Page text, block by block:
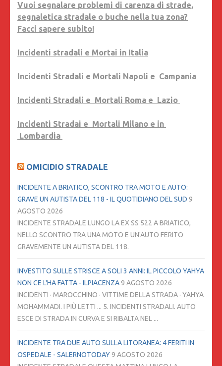
Vuoi segnalare problemi di carenza di strade,
segnaletica stradale o buche nella tua zona?
Facci sapere subito!
Incidenti stradali e Mortai in Italia
Incidenti Stradali e Mortali Napoli e Campania
Incidenti Stradali e Mortali Roma e Lazio
Incidenti Stradai e Mortali Milano e in
Lombardia
OMICIDIO STRADALE
INCIDENTE A BRIATICO, SCONTRO TRA MOTO E AUTO:
GRAVE UN AUTISTA DEL 118 - IL QUOTIDIANO DEL SUD 9
AGOSTO 2026
INCIDENTE STRADALE LUNGO LA EX SS 522 A BRIATICO,
NELLO SCONTRO TRA UNA MOTO E UN'AUTO FERITO
GRAVEMENTE UN AUTISTA DEL 118.
INVESTITO SULLE STRISCE A SOLI 3 ANNI: IL PICCOLO YAHYA
NON CE L'HA FATTA - ILPIACENZA9 AGOSTO 2026
INCIDENTI · MAROCCHINO · VITTIME DELLA STRADA · YAHYA
MOHAMMADI. I PIÙ LETTI ... 5. INCIDENTI STRADALI. AUTO
ESCE DI STRADA IN CURVA E SI RIBALTA NEL ...
INCIDENTE TRA DUE AUTO SULLA LITORANEA: 4 FERITI IN
OSPEDALE - SALERNOTODAY9 AGOSTO 2026